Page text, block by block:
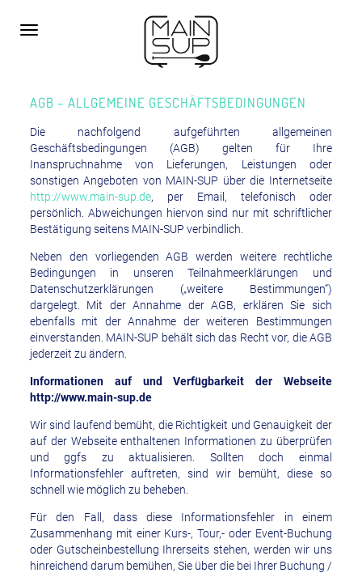
Toggle
AGB – ALLGEMEINE GESCHÄFTSBEDINGUNGEN
Die nachfolgend aufgeführten allgemeinen
Geschäftsbedingungen (AGB) gelten für Ihre
Inanspruchnahme von Lieferungen, Leistungen oder
sonstigen Angeboten von MAIN-SUP über die Internetseite
http://www.main-sup.de, per Email, telefonisch oder
persönlich. Abweichungen hiervon sind nur mit schriftlicher
Bestätigung seitens MAIN-SUP verbindlich.
Neben den vorliegenden AGB werden weitere rechtliche
Bedingungen in unseren Teilnahmeerklärungen und
Datenschutzerklärungen („weitere Bestimmungen“)
dargelegt. Mit der Annahme der AGB, erklären Sie sich
ebenfalls mit der Annahme der weiteren Bestimmungen
einverstanden. MAIN-SUP behält sich das Recht vor, die AGB
jederzeit zu ändern.
Informationen auf und Verfügbarkeit der Webseite
http://www.main-sup.de
Wir sind laufend bemüht, die Richtigkeit und Genauigkeit der
auf der Webseite enthaltenen Informationen zu überprüfen
und ggfs zu aktualisieren. Sollten doch einmal
Informationsfehler auftreten, sind wir bemüht, diese so
schnell wie möglich zu beheben.
Für den Fall, dass diese Informationsfehler in einem
Zusammenhang mit einer Kurs-, Tour,- oder Event-Buchung
oder Gutscheinbestellung Ihrerseits stehen, werden wir uns
hinreichend darum bemühen, Sie über die bei Ihrer Buchung /